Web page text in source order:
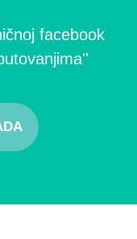
facebook